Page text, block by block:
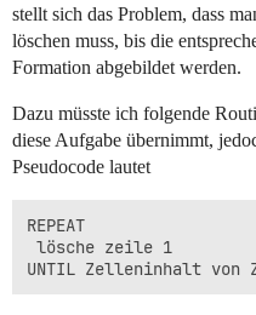
stellt sich das Problem, dass
löschen muss, bis die
Formation abgebildet werden.
Dazu müsste ich folgende
diese Aufgabe übernimmt,
Pseudocode lautet
REPEAT
lösche zeile 1